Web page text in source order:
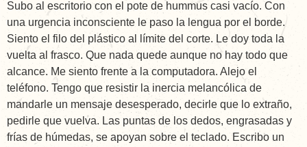
Subo al escritorio con el pote de hummus casi vacío. Con
una urgencia inconsciente le paso la lengua por el borde.
Siento el filo del plástico al límite del corte. Le doy toda la
vuelta al frasco. Que nada quede aunque no hay todo que
alcance. Me siento frente a la computadora. Alejo el
teléfono. Tengo que resistir la inercia melancólica de
mandarle un mensaje desesperado, decirle que lo extraño,
pedirle que vuelva. Las puntas de los dedos, engrasadas y
frías de húmedas, se apoyan sobre el teclado. Escribo un